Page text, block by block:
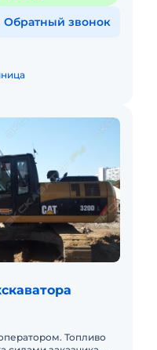
Обратный звонок
Топливо